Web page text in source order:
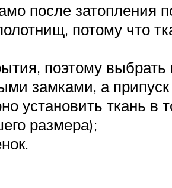
после затопления
потому что
поэтому
замками, а
установить ткань
размера);